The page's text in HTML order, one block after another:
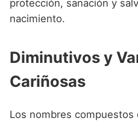
protección, sanación y
nacimiento.
Diminutivos y
Cariñosas
Los nombres compuestos